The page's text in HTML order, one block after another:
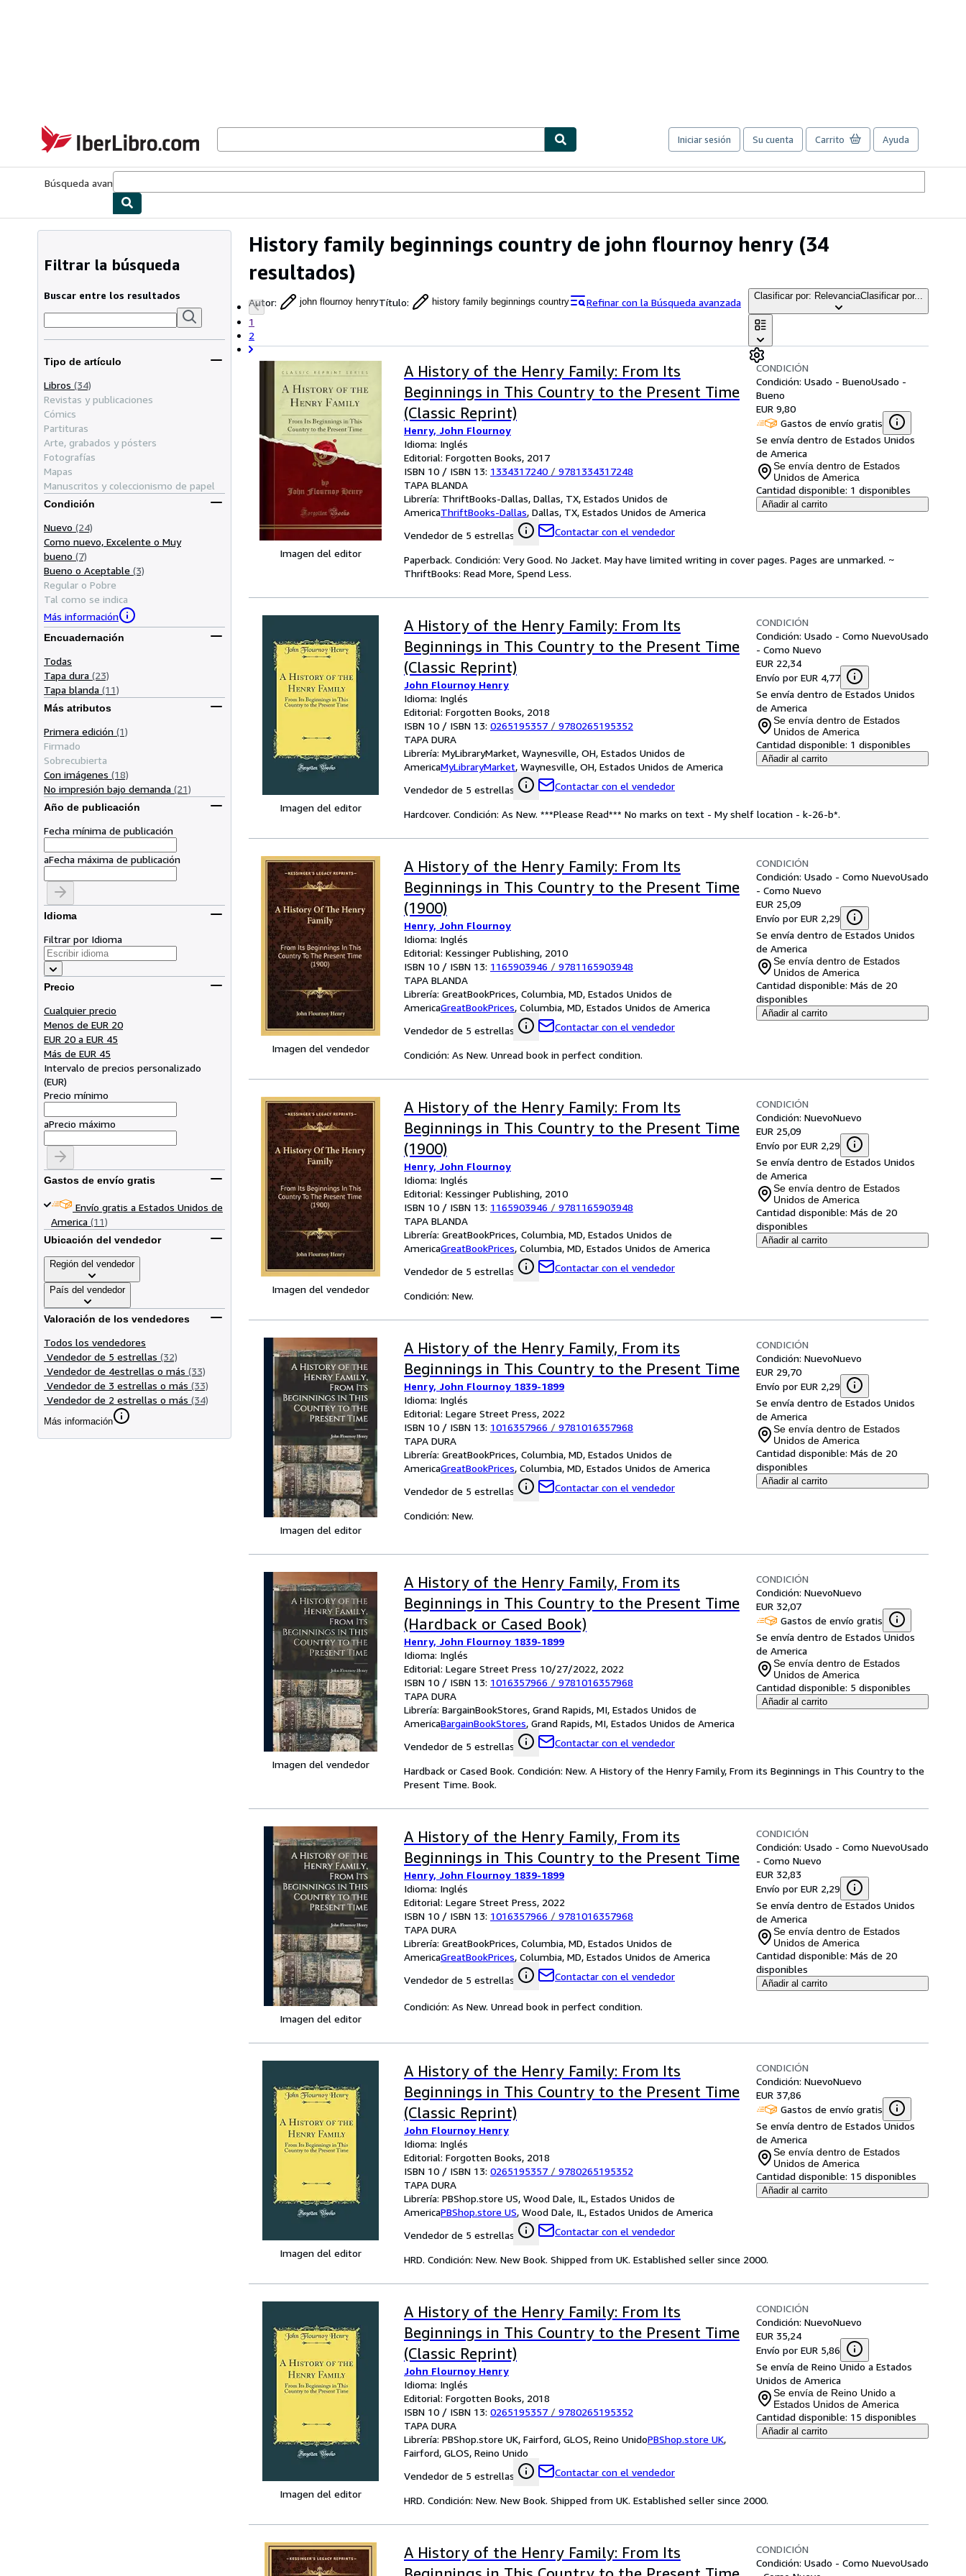
IberLibro.com
Iniciar sesión Su cuenta Carrito Ayuda
Búsqueda avanzada
History family beginnings country de john flournoy henry (34
resultados)
Autor: john flournoy henryTítulo: history family beginnings country
Refinar con la Búsqueda avanzada
1
2
Clasificar por: RelevanciaClasificar por...
Filtrar la búsqueda
Buscar entre los resultados
Tipo de artículo
Libros (34)
Revistas y publicaciones
Cómics
Partituras
Arte, grabados y pósters
Fotografías
Mapas
Manuscritos y coleccionismo de papel
Condición
Nuevo (24)
Como nuevo, Excelente o Muy
bueno (7)
Bueno o Aceptable (3)
Regular o Pobre
Tal como se indica
Más información
Encuadernación
Todas
Tapa dura (23)
Tapa blanda (11)
Más atributos
Primera edición (1)
Firmado
Sobrecubierta
Con imágenes (18)
No impresión bajo demanda (21)
Año de publicación
Fecha mínima de publicación
aFecha máxima de publicación
Idioma
Filtrar por Idioma
Precio
Cualquier precio
Menos de EUR 20
EUR 20 a EUR 45
Más de EUR 45
Intervalo de precios personalizado
(EUR)
Precio mínimo
aPrecio máximo
Gastos de envío gratis
Envío gratis a Estados Unidos de
America (11)
Ubicación del vendedor
Región del vendedor
País del vendedor
Valoración de los vendedores
Todos los vendedores
Vendedor de 5 estrellas (32)
Vendedor de 4estrellas o más (33)
Vendedor de 3 estrellas o más (33)
Vendedor de 2 estrellas o más (34)
Más información
Imagen del editor
A History of the Henry Family: From Its
Beginnings in This Country to the Present Time
(Classic Reprint)
Henry, John Flournoy
Idioma: Inglés
Editorial: Forgotten Books, 2017
ISBN 10 / ISBN 13: 1334317240 / 9781334317248
TAPA BLANDA
Librería: ThriftBooks-Dallas, Dallas, TX, Estados Unidos de
AmericaThriftBooks-Dallas, Dallas, TX, Estados Unidos de America
Vendedor de 5 estrellas
Contactar con el vendedor
CONDICIÓN
Condición: Usado - BuenoUsado -
Bueno
EUR 9,80
Gastos de envío gratis
Se envía dentro de Estados Unidos
de America
Se envía dentro de Estados
Unidos de America
Cantidad disponible: 1 disponibles
Añadir al carrito
Paperback. Condición: Very Good. No Jacket. May have limited writing in cover pages. Pages are unmarked. ~
ThriftBooks: Read More, Spend Less.
Imagen del editor
A History of the Henry Family: From Its
Beginnings in This Country to the Present Time
(Classic Reprint)
John Flournoy Henry
Idioma: Inglés
Editorial: Forgotten Books, 2018
ISBN 10 / ISBN 13: 0265195357 / 9780265195352
TAPA DURA
Librería: MyLibraryMarket, Waynesville, OH, Estados Unidos de
AmericaMyLibraryMarket, Waynesville, OH, Estados Unidos de America
Vendedor de 5 estrellas
Contactar con el vendedor
CONDICIÓN
Condición: Usado - Como NuevoUsado
- Como Nuevo
EUR 22,34
Envío por EUR 4,77
Se envía dentro de Estados Unidos
de America
Se envía dentro de Estados
Unidos de America
Cantidad disponible: 1 disponibles
Añadir al carrito
Hardcover. Condición: As New. ***Please Read*** No marks on text - My shelf location - k-26-b*.
Imagen del vendedor
A History of the Henry Family: From Its
Beginnings in This Country to the Present Time
(1900)
Henry, John Flournoy
Idioma: Inglés
Editorial: Kessinger Publishing, 2010
ISBN 10 / ISBN 13: 1165903946 / 9781165903948
TAPA BLANDA
Librería: GreatBookPrices, Columbia, MD, Estados Unidos de
AmericaGreatBookPrices, Columbia, MD, Estados Unidos de America
Vendedor de 5 estrellas
Contactar con el vendedor
CONDICIÓN
Condición: Usado - Como NuevoUsado
- Como Nuevo
EUR 25,09
Envío por EUR 2,29
Se envía dentro de Estados Unidos
de America
Se envía dentro de Estados
Unidos de America
Cantidad disponible: Más de 20
disponibles
Añadir al carrito
Condición: As New. Unread book in perfect condition.
Imagen del vendedor
A History of the Henry Family: From Its
Beginnings in This Country to the Present Time
(1900)
Henry, John Flournoy
Idioma: Inglés
Editorial: Kessinger Publishing, 2010
ISBN 10 / ISBN 13: 1165903946 / 9781165903948
TAPA BLANDA
Librería: GreatBookPrices, Columbia, MD, Estados Unidos de
AmericaGreatBookPrices, Columbia, MD, Estados Unidos de America
Vendedor de 5 estrellas
Contactar con el vendedor
CONDICIÓN
Condición: NuevoNuevo
EUR 25,09
Envío por EUR 2,29
Se envía dentro de Estados Unidos
de America
Se envía dentro de Estados
Unidos de America
Cantidad disponible: Más de 20
disponibles
Añadir al carrito
Condición: New.
Imagen del editor
A History of the Henry Family, From its
Beginnings in This Country to the Present Time
Henry, John Flournoy 1839-1899
Idioma: Inglés
Editorial: Legare Street Press, 2022
ISBN 10 / ISBN 13: 1016357966 / 9781016357968
TAPA DURA
Librería: GreatBookPrices, Columbia, MD, Estados Unidos de
AmericaGreatBookPrices, Columbia, MD, Estados Unidos de America
Vendedor de 5 estrellas
Contactar con el vendedor
CONDICIÓN
Condición: NuevoNuevo
EUR 29,70
Envío por EUR 2,29
Se envía dentro de Estados Unidos
de America
Se envía dentro de Estados
Unidos de America
Cantidad disponible: Más de 20
disponibles
Añadir al carrito
Condición: New.
Imagen del vendedor
A History of the Henry Family, From its
Beginnings in This Country to the Present Time
(Hardback or Cased Book)
Henry, John Flournoy 1839-1899
Idioma: Inglés
Editorial: Legare Street Press 10/27/2022, 2022
ISBN 10 / ISBN 13: 1016357966 / 9781016357968
TAPA DURA
Librería: BargainBookStores, Grand Rapids, MI, Estados Unidos de
AmericaBargainBookStores, Grand Rapids, MI, Estados Unidos de America
Vendedor de 5 estrellas
Contactar con el vendedor
CONDICIÓN
Condición: NuevoNuevo
EUR 32,07
Gastos de envío gratis
Se envía dentro de Estados Unidos
de America
Se envía dentro de Estados
Unidos de America
Cantidad disponible: 5 disponibles
Añadir al carrito
Hardback or Cased Book. Condición: New. A History of the Henry Family, From its Beginnings in This Country to the
Present Time. Book.
Imagen del editor
A History of the Henry Family, From its
Beginnings in This Country to the Present Time
Henry, John Flournoy 1839-1899
Idioma: Inglés
Editorial: Legare Street Press, 2022
ISBN 10 / ISBN 13: 1016357966 / 9781016357968
TAPA DURA
Librería: GreatBookPrices, Columbia, MD, Estados Unidos de
AmericaGreatBookPrices, Columbia, MD, Estados Unidos de America
Vendedor de 5 estrellas
Contactar con el vendedor
CONDICIÓN
Condición: Usado - Como NuevoUsado
- Como Nuevo
EUR 32,83
Envío por EUR 2,29
Se envía dentro de Estados Unidos
de America
Se envía dentro de Estados
Unidos de America
Cantidad disponible: Más de 20
disponibles
Añadir al carrito
Condición: As New. Unread book in perfect condition.
Imagen del editor
A History of the Henry Family: From Its
Beginnings in This Country to the Present Time
(Classic Reprint)
John Flournoy Henry
Idioma: Inglés
Editorial: Forgotten Books, 2018
ISBN 10 / ISBN 13: 0265195357 / 9780265195352
TAPA DURA
Librería: PBShop.store US, Wood Dale, IL, Estados Unidos de
AmericaPBShop.store US, Wood Dale, IL, Estados Unidos de America
Vendedor de 5 estrellas
Contactar con el vendedor
CONDICIÓN
Condición: NuevoNuevo
EUR 37,86
Gastos de envío gratis
Se envía dentro de Estados Unidos
de America
Se envía dentro de Estados
Unidos de America
Cantidad disponible: 15 disponibles
Añadir al carrito
HRD. Condición: New. New Book. Shipped from UK. Established seller since 2000.
Imagen del editor
A History of the Henry Family: From Its
Beginnings in This Country to the Present Time
(Classic Reprint)
John Flournoy Henry
Idioma: Inglés
Editorial: Forgotten Books, 2018
ISBN 10 / ISBN 13: 0265195357 / 9780265195352
TAPA DURA
Librería: PBShop.store UK, Fairford, GLOS, Reino UnidoPBShop.store UK,
Fairford, GLOS, Reino Unido
Vendedor de 5 estrellas
Contactar con el vendedor
CONDICIÓN
Condición: NuevoNuevo
EUR 35,24
Envío por EUR 5,86
Se envía de Reino Unido a Estados
Unidos de America
Se envía de Reino Unido a
Estados Unidos de America
Cantidad disponible: 15 disponibles
Añadir al carrito
HRD. Condición: New. New Book. Shipped from UK. Established seller since 2000.
A History of the Henry Family: From Its
CONDICIÓN
Condición: Usado - Como NuevoUsado